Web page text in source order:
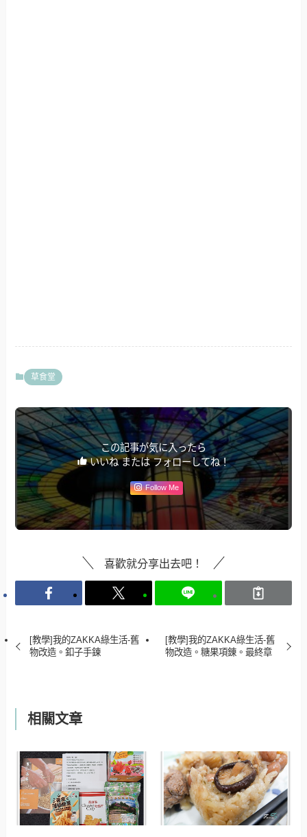
草食堂
この記事が気に入ったら
いいね または フォローしてね！
Follow Me
喜歡就分享出去吧！
[教學]我的ZAKKA綠生活-舊
物改造。釦子手鍊
[教學]我的ZAKKA綠生活-舊
物改造。糖果項錬。最終章
相關文章